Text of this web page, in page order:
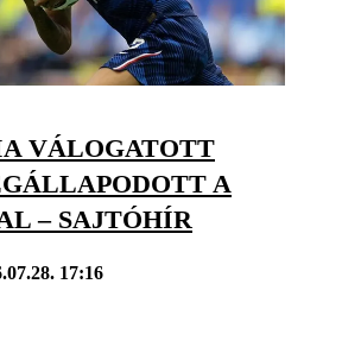
VÁLOGATOTT
A
– SAJTÓHÍR
17:16